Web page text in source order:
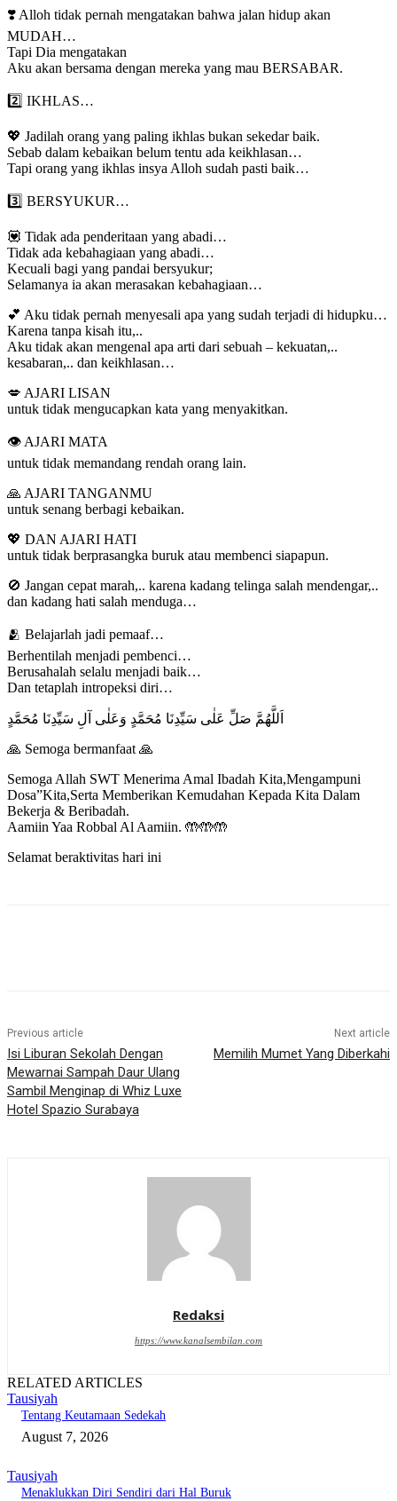
❣️ Alloh tidak pernah mengatakan bahwa jalan hidup akan
MUDAH…
Tapi Dia mengatakan
Aku akan bersama dengan mereka yang mau BERSABAR.
2️⃣ IKHLAS…
💖 Jadilah orang yang paling ikhlas bukan sekedar baik.
Sebab dalam kebaikan belum tentu ada keikhlasan…
Tapi orang yang ikhlas insya Alloh sudah pasti baik…
3️⃣ BERSYUKUR…
💟 Tidak ada penderitaan yang abadi…
Tidak ada kebahagiaan yang abadi…
Kecuali bagi yang pandai bersyukur;
Selamanya ia akan merasakan kebahagiaan…
💕 Aku tidak pernah menyesali apa yang sudah terjadi di hidupku…
Karena tanpa kisah itu,..
Aku tidak akan mengenal apa arti dari sebuah – kekuatan,..
kesabaran,.. dan keikhlasan…
💋 AJARI LISAN
untuk tidak mengucapkan kata yang menyakitkan.
👁️ AJARI MATA
untuk tidak memandang rendah orang lain.
🙏 AJARI TANGANMU
untuk senang berbagi kebaikan.
💖 DAN AJARI HATI
untuk tidak berprasangka buruk atau membenci siapapun.
🚫 Jangan cepat marah,.. karena kadang telinga salah mendengar,..
dan kadang hati salah menduga…
🫂 Belajarlah jadi pemaaf…
Berhentilah menjadi pembenci…
Berusahalah selalu menjadi baik…
Dan tetaplah intropeksi diri…
اَللَّهُمَّ صَلِّ عَلٰى سَيِّدِنَا مُحَمَّدٍ وَعَلٰى آلِ سَيِّدِنَا مُحَمَّدٍ
🙏 Semoga bermanfaat 🙏
Semoga Allah SWT Menerima Amal Ibadah Kita,Mengampuni
Dosa”Kita,Serta Memberikan Kemudahan Kepada Kita Dalam
Bekerja & Beribadah.
Aamiin Yaa Robbal Al Aamiin. 🤲🤲🤲
Selamat beraktivitas hari ini
Previous article
Isi Liburan Sekolah Dengan
Mewarnai Sampah Daur Ulang
Sambil Menginap di Whiz Luxe
Hotel Spazio Surabaya
Next article
Memilih Mumet Yang Diberkahi
Redaksi
https://www.kanalsembilan.com
RELATED ARTICLES
Tausiyah
Tentang Keutamaan Sedekah
August 7, 2026
Tausiyah
Menaklukkan Diri Sendiri dari Hal Buruk